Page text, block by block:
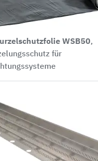
WSB50,
für